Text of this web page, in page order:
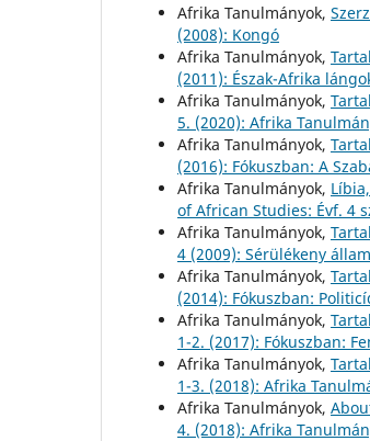
Afrika Tanulmányok,
(2008): Kongó
Afrika Tanulmányok,
(2011): Észak-Afrika
Afrika Tanulmányok,
5. (2020): Afrika
Afrika Tanulmányok,
(2016): Fókuszban: A
Afrika Tanulmányok,
of African Studies: Évf. 4
Afrika Tanulmányok,
4 (2009): Sérülékeny
Afrika Tanulmányok,
(2014): Fókuszban:
Afrika Tanulmányok,
1-2. (2017): Fókuszban:
Afrika Tanulmányok,
1-3. (2018): Afrika
Afrika Tanulmányok,
4. (2018): Afrika